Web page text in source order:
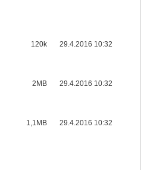
120k 29.4.2016 10:32
2MB 29.4.2016 10:32
1,1MB 29.4.2016 10:32